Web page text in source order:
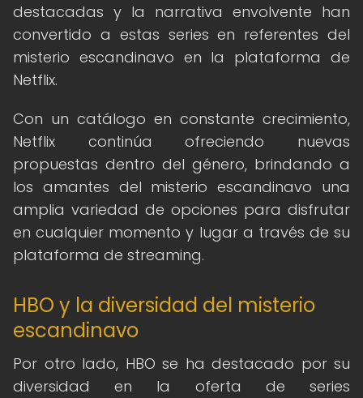
destacadas y la narrativa envolvente han
convertido a estas series en referentes del
misterio escandinavo en la plataforma de
Netflix.
Con un catálogo en constante crecimiento,
Netflix continúa ofreciendo nuevas
propuestas dentro del género, brindando a
los amantes del misterio escandinavo una
amplia variedad de opciones para disfrutar
en cualquier momento y lugar a través de su
plataforma de streaming.
HBO y la diversidad del misterio
escandinavo
Por otro lado, HBO se ha destacado por su
diversidad en la oferta de series